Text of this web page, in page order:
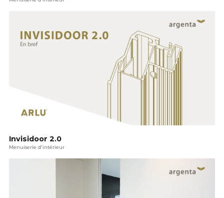
Invisidoor 2.0
Menuiserie d'intérieur